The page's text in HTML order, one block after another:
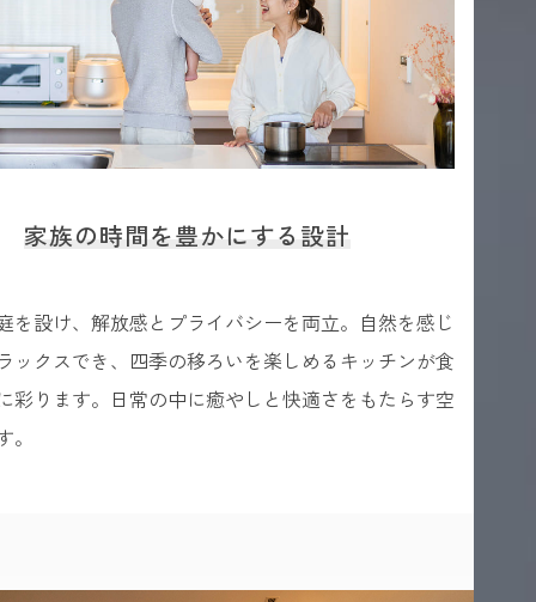
家族の時間を豊かにする設計
を設け、解放感とプライバシーを両立。自然を感じ
ックスでき、四季の移ろいを楽しめるキッチンが食
彩ります。日常の中に癒やしと快適さをもたらす空